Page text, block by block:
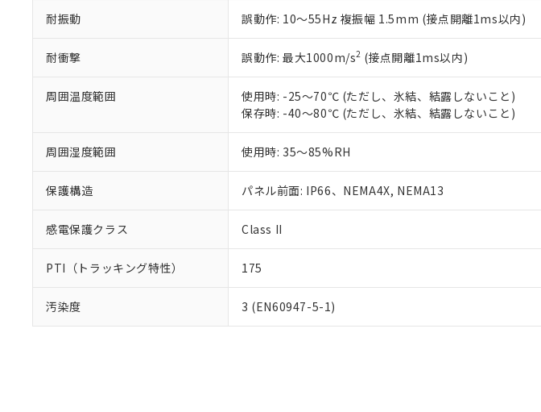
耐振動 誤動作: 10～55Hz 複振幅 1.5mm (接点開離1ms以内)
耐衝撃 誤動作: 最大1000m/s2 (接点開離1ms以内)
周囲温度範囲
使用時: -25～70℃ (ただし、氷結、結露しないこと)
保存時: -40～80℃ (ただし、氷結、結露しないこと)
周囲湿度範囲 使用時: 35～85%RH
保護構造 パネル前面: IP66、NEMA4X, NEMA13
感電保護クラス Class II
PTI（トラッキング特性） 175
汚染度 3 (EN60947-5-1)
混在することから備考欄に対応日を記載しておりまし
既に当社にて対応品への在庫切替を完了している
り割愛しております。